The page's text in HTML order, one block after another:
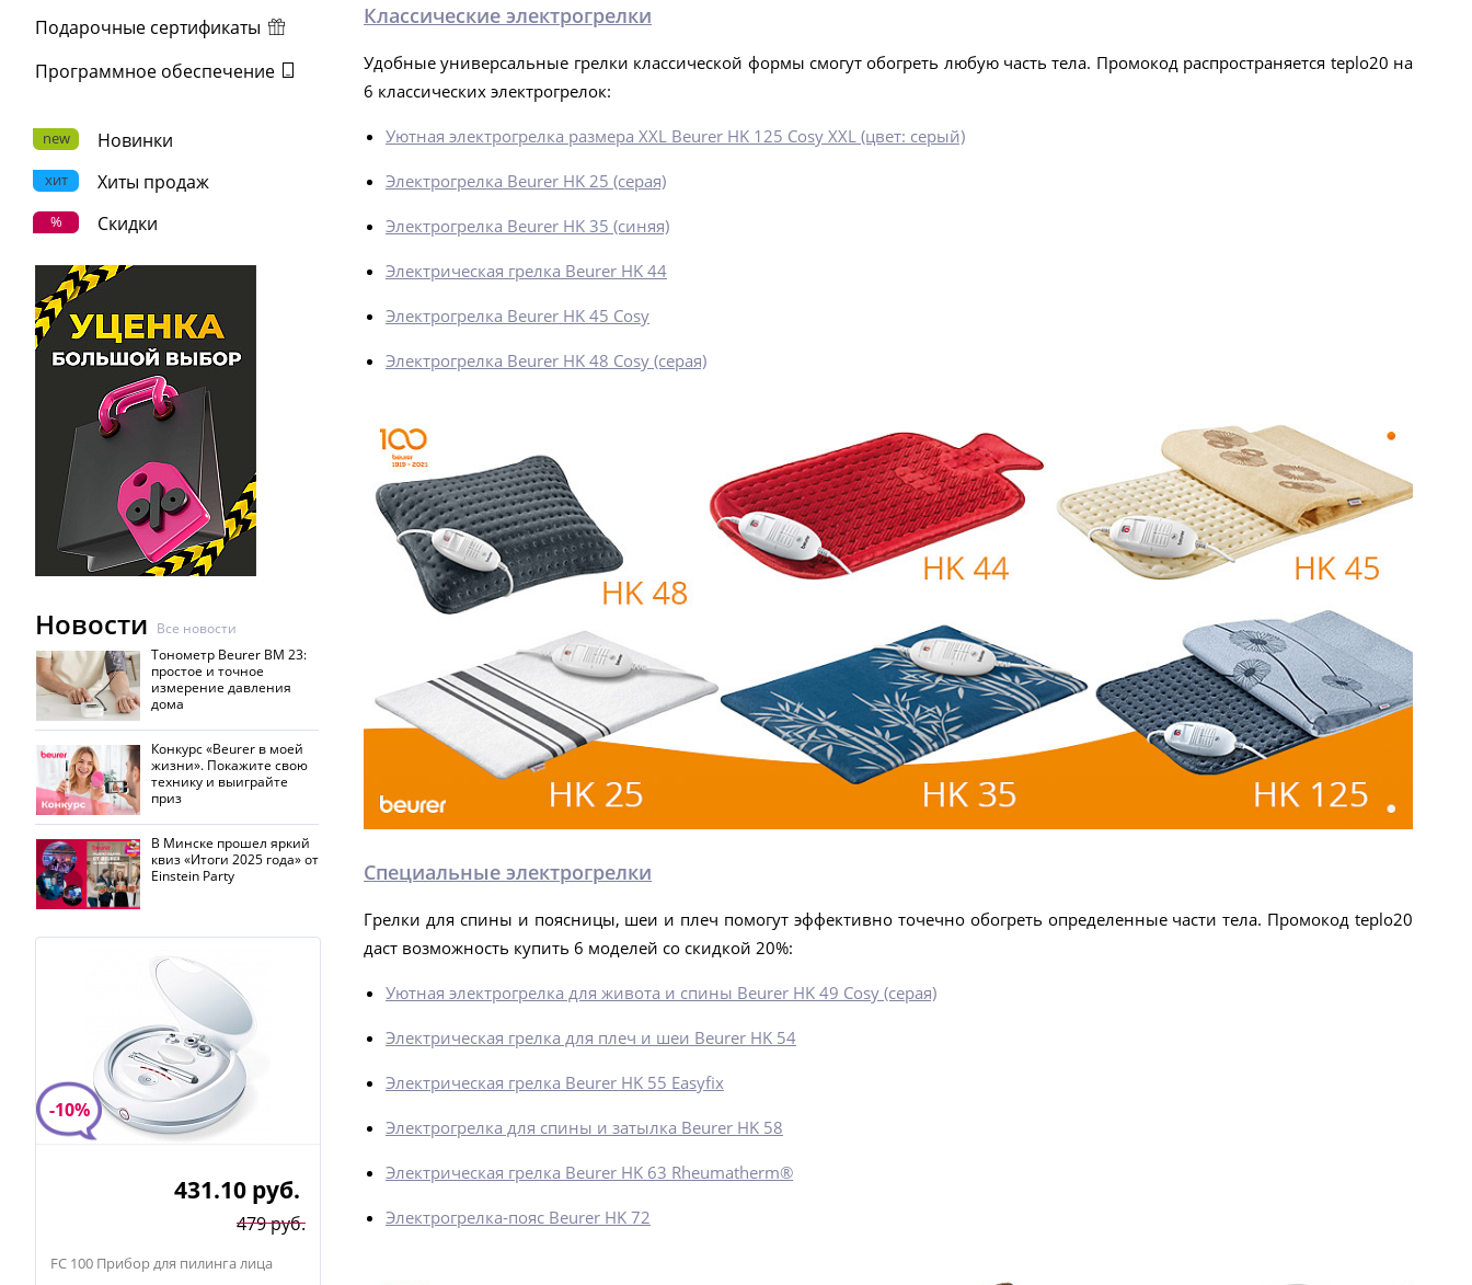
Подарочные сертификаты
Программное обеспечение
new Новинки
хит Хиты продаж
% Скидки
Новости Все новости
Тонометр Beurer BM 23:
простое и точное
измерение давления
дома
Конкурс «Beurer в моей
жизни». Покажите свою
технику и выиграйте
приз
В Минске прошел яркий
квиз «Итоги 2025 года» от
Einstein Party
-10%
431.10 руб.
479 руб.
FC 100 Прибор для пилинга лица
Классические электрогрелки
Удобные универсальные грелки классической формы смогут обогреть любую часть тела. Промокод распространяется teplo20 на
6 классических электрогрелок:
Уютная электрогрелка размера XXL Beurer HK 125 Cosy XXL (цвет: серый)
Электрогрелка Beurer HK 25 (серая)
Электрогрелка Beurer HK 35 (синяя)
Электрическая грелка Beurer HK 44
Электрогрелка Beurer HK 45 Cosy
Электрогрелка Beurer HK 48 Cosy (серая)
Специальные электрогрелки
Грелки для спины и поясницы, шеи и плеч помогут эффективно точечно обогреть определенные части тела. Промокод teplo20
даст возможность купить 6 моделей со скидкой 20%:
Уютная электрогрелка для живота и спины Beurer HK 49 Cosy (серая)
Электрическая грелка для плеч и шеи Beurer HK 54
Электрическая грелка Beurer HK 55 Easyfix
Электрогрелка для спины и затылка Beurer HK 58
Электрическая грелка Beurer HK 63 Rheumatherm®
Электрогрелка-пояс Beurer HK 72